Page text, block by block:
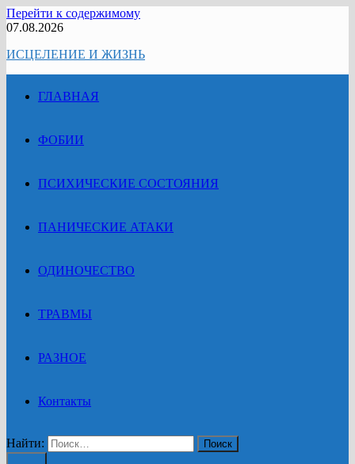
Перейти к содержимому
07.08.2026
ИСЦЕЛЕНИЕ И ЖИЗНЬ
ГЛАВНАЯ
ФОБИИ
ПСИХИЧЕСКИЕ СОСТОЯНИЯ
ПАНИЧЕСКИЕ АТАКИ
ОДИНОЧЕСТВО
ТРАВМЫ
РАЗНОЕ
Контакты
Найти: